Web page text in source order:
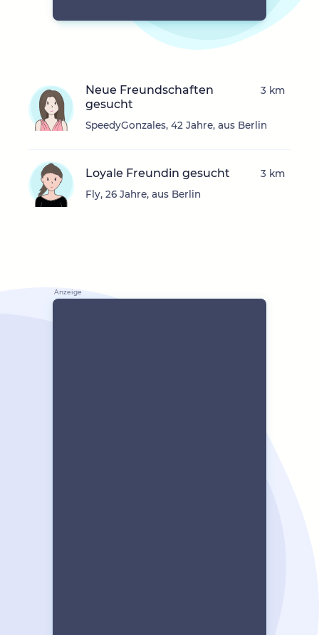
Neue Freundschaften
gesucht
SpeedyGonzales, 42 Jahre, aus Berlin
3 km
Loyale Freundin gesucht
Fly, 26 Jahre, aus Berlin
3 km